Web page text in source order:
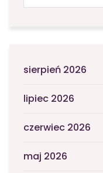
sierpień 2026
lipiec 2026
czerwiec 2026
maj 2026